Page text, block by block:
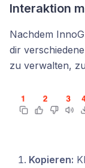
Interaktion
Nachdem
dir
zu verwalten,
Kopieren: